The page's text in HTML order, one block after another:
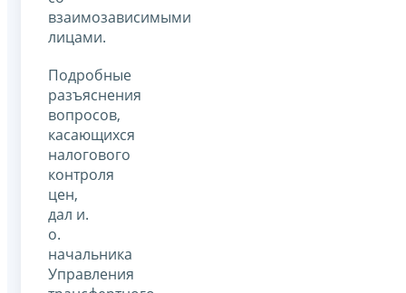
взаимозависимыми
лицами.
Подробные
разъяснения
вопросов,
касающихся
налогового
контроля
цен,
дал и.
о.
начальника
Управления